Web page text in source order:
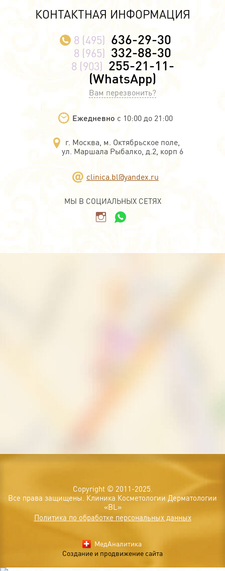
КОНТАКТНАЯ ИНФОРМАЦИЯ
8 (495) 636-29-30
8 (965) 332-88-30
8 (903) 255-21-11-
(WhatsApp)
Вам перезвонить?
Ежедневно с 10:00 до 21:00
г. Москва, м. Октябрьское поле,
ул. Маршала Рыбалко, д.2, корп 6
clinica.bl@yandex.ru
МЫ В СОЦИАЛЬНЫХ СЕТЯХ
Copyright © 2011-2025.
Все права защищены. Клиника Косметологии Дерматологии
«BL»
Политика по обработке персональных данных
МедАналитика
Создание и продвижение сайта